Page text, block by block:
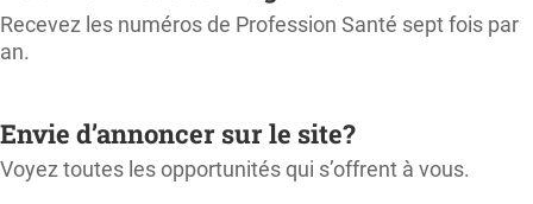
Recevez les numéros de Profession Santé sept fois par
an.
Envie d’annoncer sur le site?
Voyez toutes les opportunités qui s’offrent à vous.